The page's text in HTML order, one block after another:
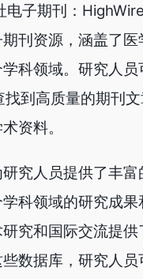
电子期刊：
刊资源，涵盖了医
科领域。研究人员
到高质量的期刊
资料。
究人员提供了丰富
科领域的研究成果
究和国际交流提供
数据库，研究人员